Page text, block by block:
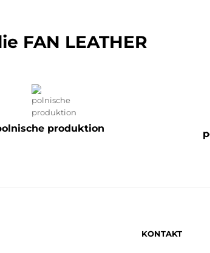
FAN LEATHER
produktion
KONTAKT